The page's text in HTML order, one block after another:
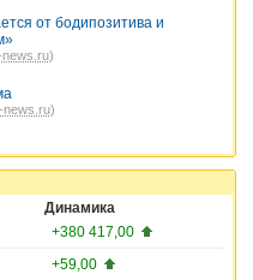
от бодипозитива и
)
news.ru)
Динамика
+380 417,00
+59,00